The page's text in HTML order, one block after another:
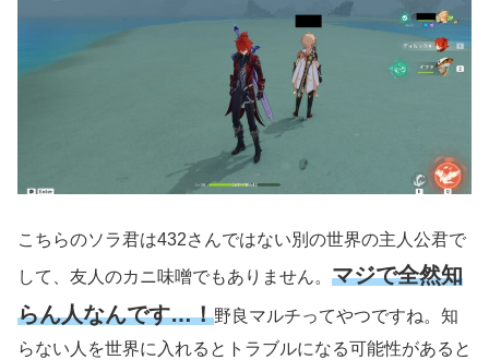
こちらのソラ君は432さんではない別の世界の主人公君で
して、友人のカニ味噌でもありません。 マジで全然知
らん人なんです…！野良マルチってやつですね。知
らない人を世界に入れるとトラブルになる可能性があると